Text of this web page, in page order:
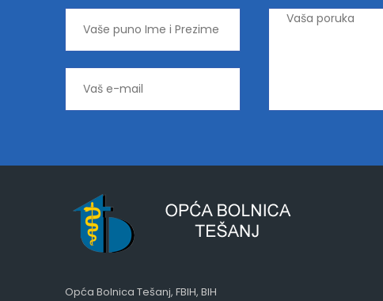
Opća Bolnica Tešanj, FBIH, BIH